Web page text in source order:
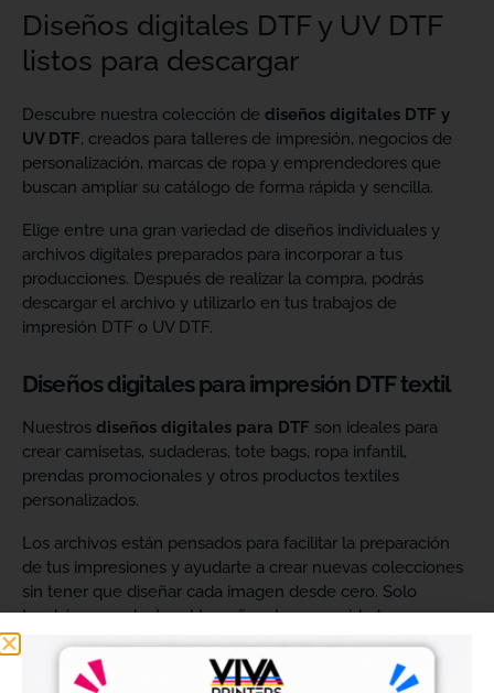
Diseños digitales DTF y UV DTF
listos para descargar
Descubre nuestra colección de diseños digitales DTF y
UV DTF, creados para talleres de impresión, negocios de
personalización, marcas de ropa y emprendedores que
buscan ampliar su catálogo de forma rápida y sencilla.
Elige entre una gran variedad de diseños individuales y
archivos digitales preparados para incorporar a tus
producciones. Después de realizar la compra, podrás
descargar el archivo y utilizarlo en tus trabajos de
impresión DTF o UV DTF.
Diseños digitales para impresión DTF textil
Nuestros diseños digitales para DTF son ideales para
crear camisetas, sudaderas, tote bags, ropa infantil,
prendas promocionales y otros productos textiles
personalizados.
Los archivos están pensados para facilitar la preparación
de tus impresiones y ayudarte a crear nuevas colecciones
sin tener que diseñar cada imagen desde cero. Solo
tendrás que adaptar el tamaño a tus necesidades, preparar
el archivo en tu programa de impresión y producirlo con tu
maquinaria DTF.